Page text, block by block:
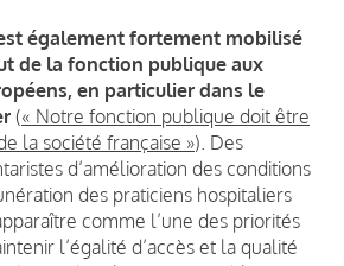
également fortement mobilisé
de la fonction publique aux
en particulier dans le
(« Notre fonction publique doit être
la société française »). Des
d’amélioration des conditions
des praticiens hospitaliers
comme l’une des priorités
l’égalité d’accès et la qualité